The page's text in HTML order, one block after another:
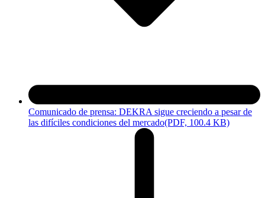
Comunicado de prensa: DEKRA sigue creciendo a pesar de
las difíciles condiciones del mercado(PDF, 100.4 KB)